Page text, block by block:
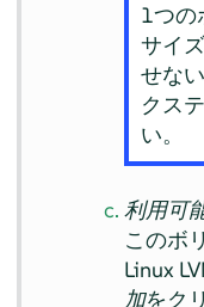
1つの
サイ
せな
クス
い。
利用可
このボ
Linux
加をク